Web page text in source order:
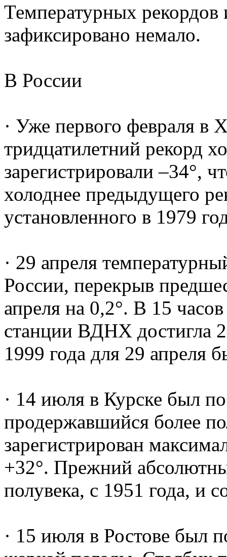
Температурных
зафиксировано немало.
В России
· Уже первого февраля в
тридцатилетний рекорд
зарегистрировали –34°,
холоднее предыдущего
установленного в 1979
· 29 апреля
России, перекрыв
апреля на 0,2°. В 15
станции ВДНХ достигла
1999 года для 29 апреля
· 14 июля в Курске был
продержавшийся более
зарегистрирован
+32°. Прежний
полувека, с 1951 года, и
· 15 июля в Ростове был